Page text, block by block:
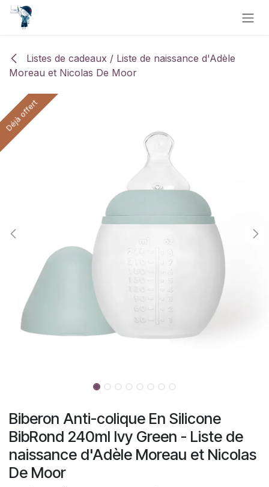
Se rendre au contenu
Listes de cadeaux / Liste de naissance d'Adèle
Moreau et Nicolas De Moor
Déjà offert
Déjà offert
Biberon Anti-colique En Silicone
BibRond 240ml Ivy Green - Liste de
naissance d'Adèle Moreau et Nicolas
De Moor